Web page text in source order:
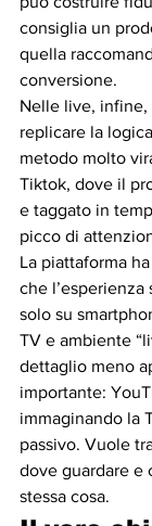
consiglia un
quella
conversione.
Nelle live, infine,
replicare la
metodo molto
Tiktok, dove il
e taggato in
picco di
La piattaforma
che l’esperienza
solo su
TV e ambiente
dettaglio meno
importante:
immaginando la
passivo. Vuole
dove guardare e
stessa cosa.